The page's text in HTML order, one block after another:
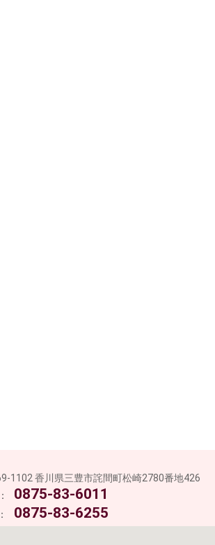
法人社団愛有会 岩崎病院
1102 香川県三豊市詫間町松崎2780番地426
0875-83-6011
0875-83-6255